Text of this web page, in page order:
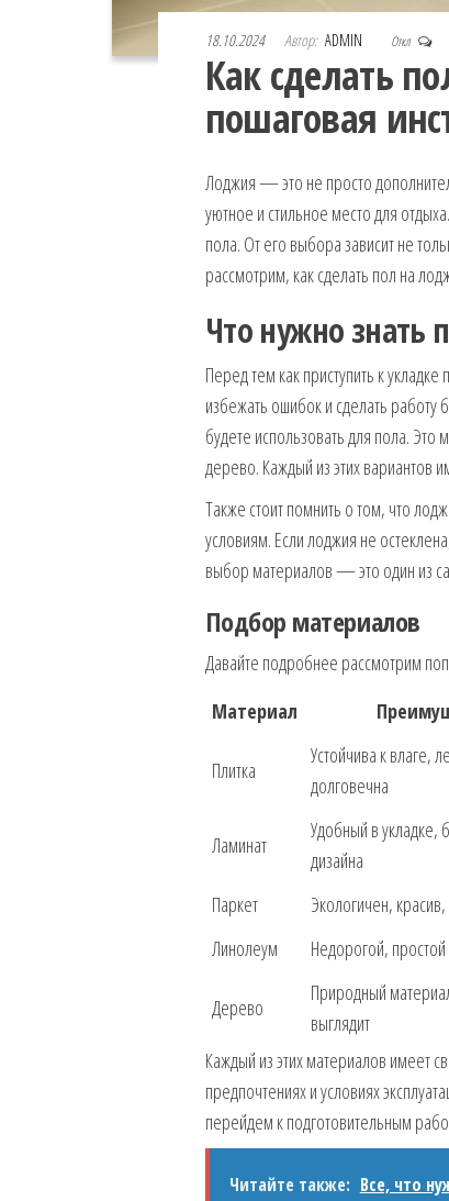
18.10.2024 Автор: ADMIN Откл
Как сделать
пошаговая
Лоджия — это не просто
уютное и стильное место для
пола. От его выбора зависит не
рассмотрим, как сделать пол на
Что нужно знать
Перед тем как приступить к
избежать ошибок и сделать
будете использовать для пола.
дерево. Каждый из этих вариантов
Также стоит помнить о том, что
условиям. Если лоджия не
выбор материалов — это один из
Подбор материалов
Давайте подробнее рассмотрим
Материал
Плитка
Устойчива к влаге,
долговечна
Ламинат
Удобный в
дизайна
Паркет Экологичен,
Линолеум
Недорогой, простой
Дерево
Природный
выглядит
Каждый из этих материалов имеет
предпочтениях и условиях
перейдем к подготовительным
Читайте также: Все, что